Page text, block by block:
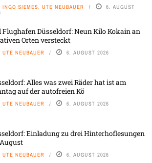
INGO SIEMES, UTE NEUBAUER 6. AUGUST
Flughafen Düsseldorf: Neun Kilo Kokain an
Orten versteckt
UTE NEUBAUER 6. AUGUST 2026
Alles was zwei Räder hat ist am
auf der autofreien Kö
UTE NEUBAUER 6. AUGUST 2026
Einladung zu drei Hinterhoflesungen
UTE NEUBAUER 6. AUGUST 2026